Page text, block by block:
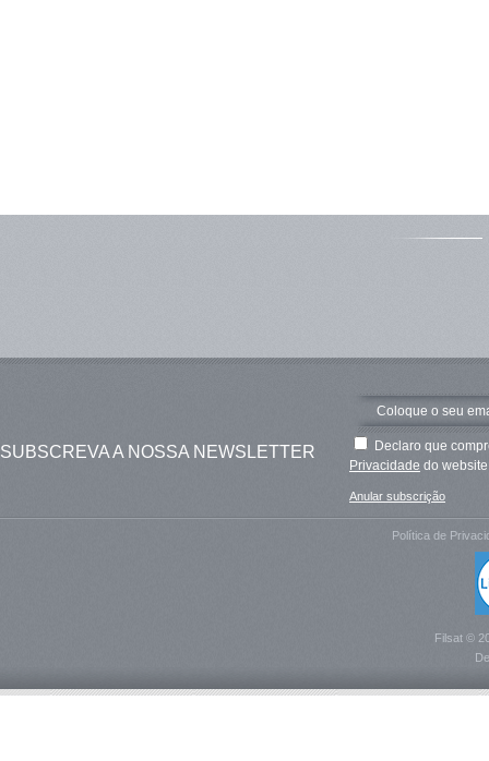
SUBSCREVA A NOSSA NEWSLETTER
Declaro que
Privacidade do
Anular subscrição
Política de
Filsat ©